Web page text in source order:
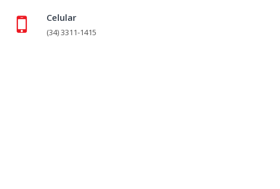
Celular
(34) 3311-1415